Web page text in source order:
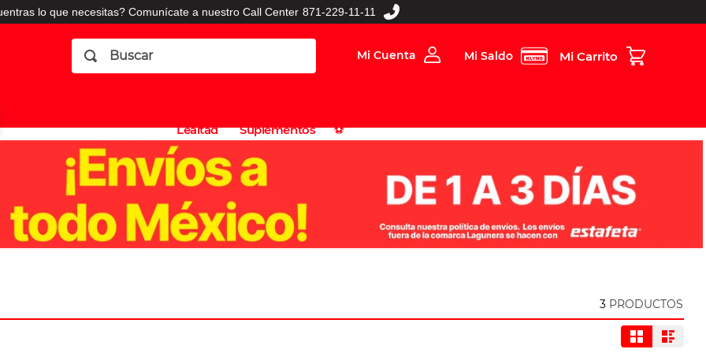
lo que necesitas? Comunícate a nuestro Call Center 871-229-11-11
Buscar
Mi Cuenta Mi Saldo
Lealtad
Suplementos
⚽️
3 PRODUCTOS